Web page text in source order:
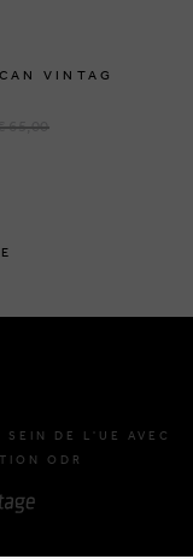
VINTAG
65,00
SEIN DE L'UE AVEC
ODR